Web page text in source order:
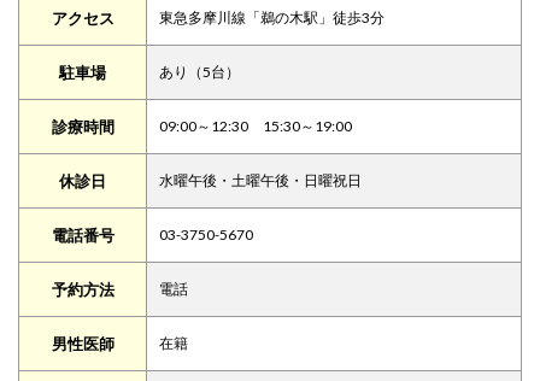
アクセス 東急多摩川線「鵜の木駅」徒歩3分
駐車場 あり（5台）
診療時間 09:00～12:30 15:30～19:00
休診日 水曜午後・土曜午後・日曜祝日
電話番号 03-3750-5670
予約方法 電話
男性医師 在籍